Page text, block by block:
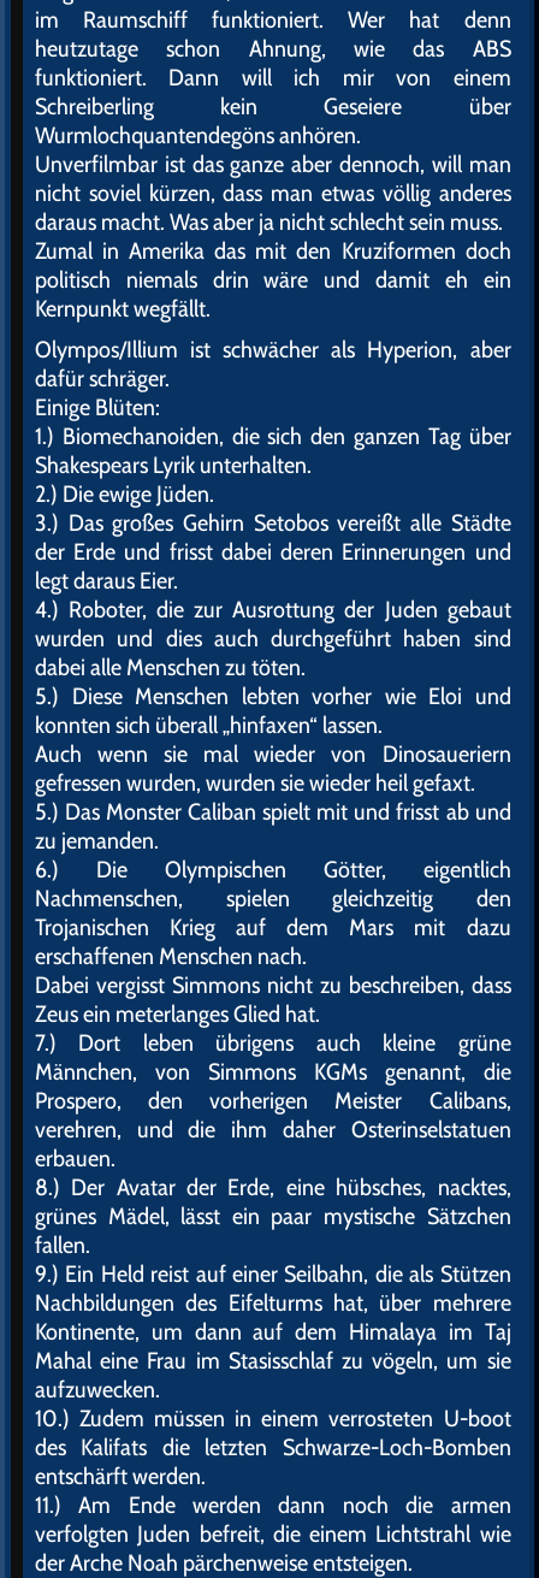
im Raumschiff funktioniert. Wer hat denn
heutzutage schon Ahnung, wie das ABS
funktioniert. Dann will ich mir von einem
Schreiberling kein Geseiere über
Wurmlochquantendegöns anhören.
Unverfilmbar ist das ganze aber dennoch, will man
nicht soviel kürzen, dass man etwas völlig anderes
daraus macht. Was aber ja nicht schlecht sein muss.
Zumal in Amerika das mit den Kruziformen doch
politisch niemals drin wäre und damit eh ein
Kernpunkt wegfällt.
Olympos/Illium ist schwächer als Hyperion, aber
dafür schräger.
Einige Blüten:
1.) Biomechanoiden, die sich den ganzen Tag über
Shakespears Lyrik unterhalten.
2.) Die ewige Jüden.
3.) Das großes Gehirn Setobos vereißt alle Städte
der Erde und frisst dabei deren Erinnerungen und
legt daraus Eier.
4.) Roboter, die zur Ausrottung der Juden gebaut
wurden und dies auch durchgeführt haben sind
dabei alle Menschen zu töten.
5.) Diese Menschen lebten vorher wie Eloi und
konnten sich überall „hinfaxen“ lassen.
Auch wenn sie mal wieder von Dinosaueriern
gefressen wurden, wurden sie wieder heil gefaxt.
5.) Das Monster Caliban spielt mit und frisst ab und
zu jemanden.
6.) Die Olympischen Götter, eigentlich
Nachmenschen, spielen gleichzeitig den
Trojanischen Krieg auf dem Mars mit dazu
erschaffenen Menschen nach.
Dabei vergisst Simmons nicht zu beschreiben, dass
Zeus ein meterlanges Glied hat.
7.) Dort leben übrigens auch kleine grüne
Männchen, von Simmons KGMs genannt, die
Prospero, den vorherigen Meister Calibans,
verehren, und die ihm daher Osterinselstatuen
erbauen.
8.) Der Avatar der Erde, eine hübsches, nacktes,
grünes Mädel, lässt ein paar mystische Sätzchen
fallen.
9.) Ein Held reist auf einer Seilbahn, die als Stützen
Nachbildungen des Eifelturms hat, über mehrere
Kontinente, um dann auf dem Himalaya im Taj
Mahal eine Frau im Stasisschlaf zu vögeln, um sie
aufzuwecken.
10.) Zudem müssen in einem verrosteten U-boot
des Kalifats die letzten Schwarze-Loch-Bomben
entschärft werden.
11.) Am Ende werden dann noch die armen
verfolgten Juden befreit, die einem Lichtstrahl wie
der Arche Noah pärchenweise entsteigen.